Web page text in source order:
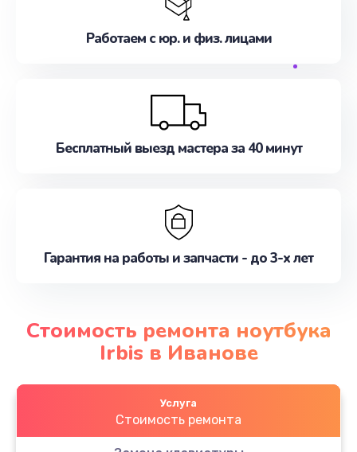
Работаем с юр. и физ. лицами
Бесплатный выезд мастера за 40 минут
Гарантия на работы и запчасти - до 3-х лет
Стоимость ремонта ноутбука
Irbis в Иванове
Услуга
Стоимость ремонта